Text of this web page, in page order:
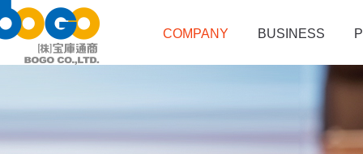
COMPANY BUSINESS